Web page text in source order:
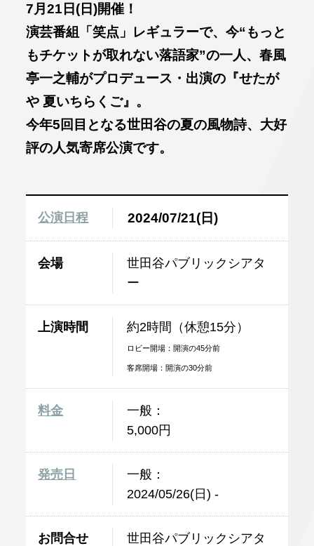
7月21日(日)開催！
演芸番組「笑点」レギュラーで、今“もっと
もチケットが取れない落語家”の一人、春風
亭一之輔がプロデュース・出演の『せたが
や 夏いちらくご』。
今年5回目となる世田谷の夏の風物詩、大好
評の人気寄席公演です。
公演日程 2024/07/21(日)
会場
世田谷パブリックシアタ
ー
上演時間 約2時間（休憩15分）
ロビー開場：開演の45分前
客席開場：開演の30分前
料金
一般：
5,000円
発売日
一般：
2024/05/26(日) -
お問合せ
世田谷パブリックシアタ